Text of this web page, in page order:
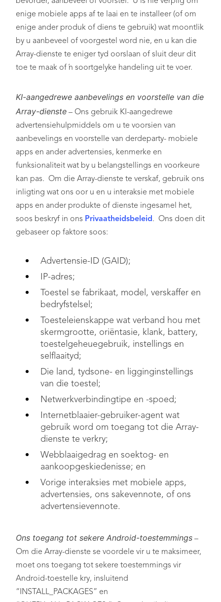
enige mobiele apps af te laai en te installeer (of om
enige ander produk of diens te gebruik) wat moontlik
by u aanbeveel of voorgestel word nie, en u kan die
Array-dienste te eniger tyd oorslaan of sluit deur dit
toe te maak of ’n soortgelyke handeling uit te voer.
KI-aangedrewe aanbevelings en voorstelle van die
Array-dienste – Ons gebruik KI-aangedrewe
advertensiehulpmiddels om u te voorsien van
aanbevelings en voorstelle van derdeparty- mobiele
apps en ander advertensies, kenmerke en
funksionaliteit wat by u belangstellings en voorkeure
kan pas. Om die Array-dienste te verskaf, gebruik ons
inligting wat ons oor u en u interaksie met mobiele
apps en ander produkte of dienste ingesamel het,
soos beskryf in ons Privaatheidsbeleid. Ons doen dit
gebaseer op faktore soos:
Advertensie-ID (GAID);
IP-adres;
Toestel se fabrikaat, model, verskaffer en
bedryfstelsel;
Toesteleienskappe wat verband hou met
skermgrootte, oriëntasie, klank, battery,
toestelgeheuegebruik, instellings en
selflaaityd;
Die land, tydsone- en ligginginstellings
van die toestel;
Netwerkverbindingtipe en -spoed;
Internetblaaier-gebruiker-agent wat
gebruik word om toegang tot die Array-
dienste te verkry;
Webblaaigedrag en soektog- en
aankoopgeskiedenisse; en
Vorige interaksies met mobiele apps,
advertensies, ons sakevennote, of ons
advertensievennote.
Ons toegang tot sekere Android-toestemmings –
Om die Array-dienste se voordele vir u te maksimeer,
moet ons toegang tot sekere toestemmings vir
Android-toestelle kry, insluitend
“INSTALL_PACKAGES” en